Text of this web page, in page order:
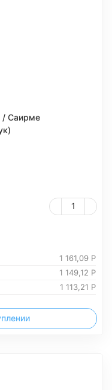
/ Саирме
1 161,09 Р
1 149,12 Р
1 113,21 Р